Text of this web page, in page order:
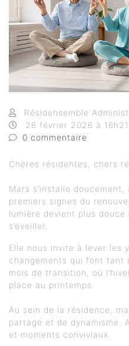
Résidensemble
26 février 2026 à 16h21
0 commentaire
Chères résidentes, chers
Mars s’installe
premiers signes du
lumière devient plus
s’éveiller.
Elle nous invite à lever les
changements qui font tant
mois de transition, où
place au printemps.
Au sein de la résidence,
partage et de dynamisme.
et moments conviviaux.